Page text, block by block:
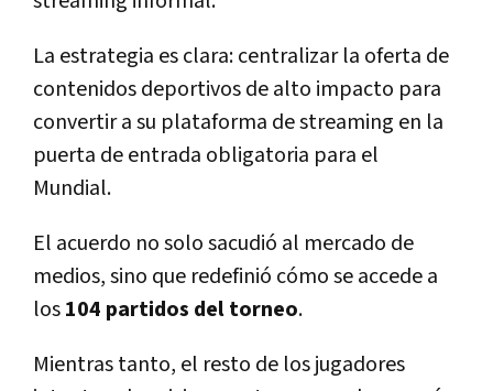
La estrategia es clara: centralizar la oferta de
contenidos deportivos de alto impacto para
convertir a su plataforma de streaming en la
puerta de entrada obligatoria para el
Mundial.
El acuerdo no solo sacudió al mercado de
medios, sino que redefinió cómo se accede a
los104 partidos del torneo.
Mientras tanto, el resto de los jugadores